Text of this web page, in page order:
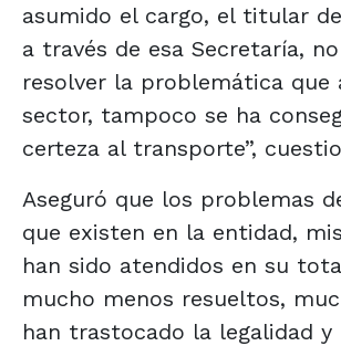
asumido el cargo, el titular
a través de esa Secretaría,
resolver la problemática que
sector, tampoco se ha
certeza al transporte”,
Aseguró que los problemas
que existen en la entidad,
han sido atendidos en su
mucho menos resueltos,
han trastocado la legalidad y